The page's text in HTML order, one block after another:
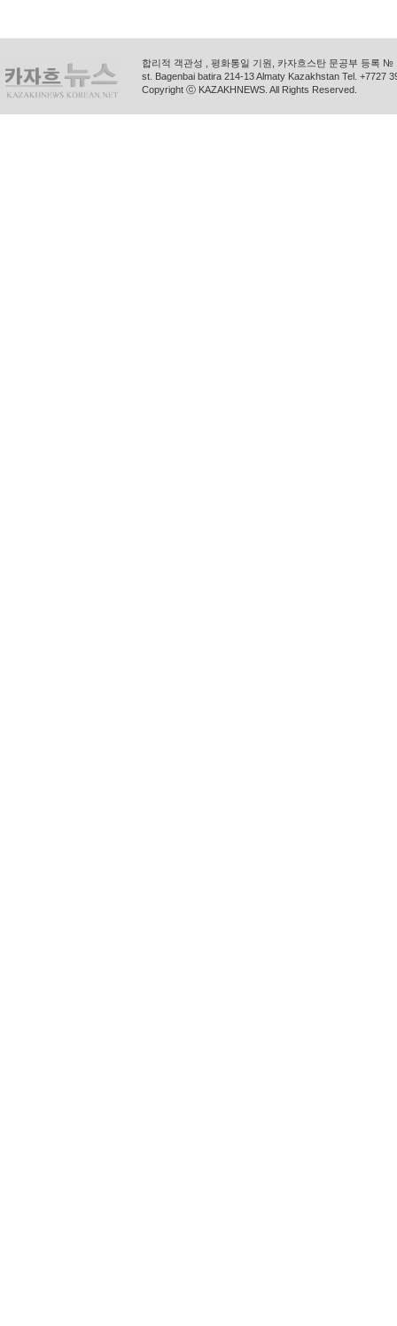
합리적 객관성 , 평화통일 기원, 카자흐스탄 문공부 등록
st. Bagenbai batira 214-13 Almaty Kazakhstan Tel. +7727
Copyright ⓒ KAZAKHNEWS. All Rights Reserved.